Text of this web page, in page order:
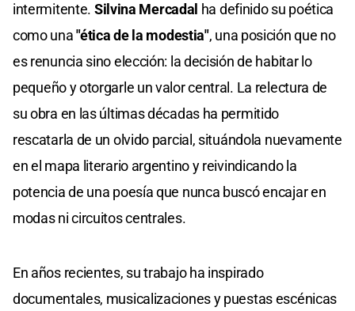
intermitente. Silvina Mercadal ha definido su poética
como una"ética de la modestia", una posición que no
es renuncia sino elección: la decisión de habitar lo
pequeño y otorgarle un valor central. La relectura de
su obra en las últimas décadas ha permitido
rescatarla de un olvido parcial, situándola nuevamente
en el mapa literario argentino y reivindicando la
potencia de una poesía que nunca buscó encajar en
modas ni circuitos centrales.
En años recientes, su trabajo ha inspirado
documentales, musicalizaciones y puestas escénicas